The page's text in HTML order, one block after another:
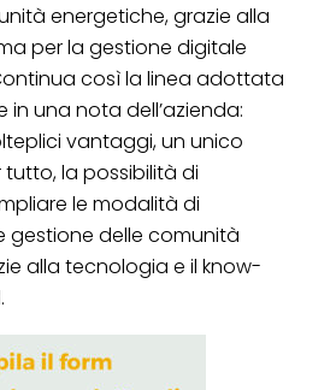
energetiche, grazie alla
per la gestione digitale
così la linea adottata
in una nota dell’azienda:
vantaggi, un unico
la possibilità di
le modalità di
gestione delle comunità
alla tecnologia e il know-